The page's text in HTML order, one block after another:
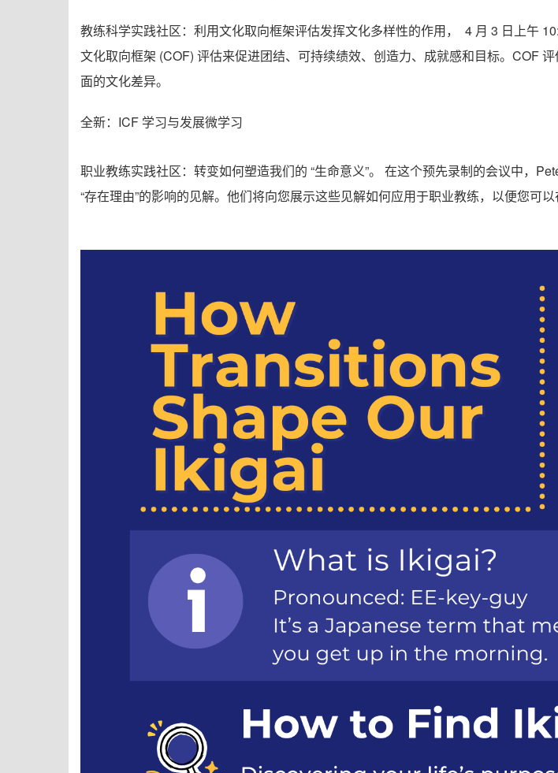
教练科学实践社区：利用文化取向框架评估发挥文化多样性的作用， 4 月 3 日上午
文化取向框架 (COF) 评估来促进团结、可持续绩效、创造力、成就感和目标。COF
面的文化差异。
全新：ICF 学习与发展微学习
职业教练实践社区： 转变如何塑造我们的 “生命意义”。 在这个预先录制的会议中，
“存在理由”的影响的见解。他们将向您展示这些见解如何应用于职业教练，以便您可